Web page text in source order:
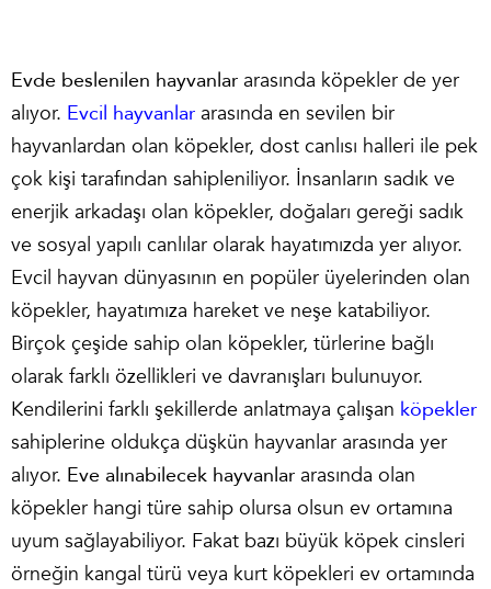
Evde beslenilen hayvanlar arasında köpekler de yer
alıyor. Evcil hayvanlar arasında en sevilen bir
hayvanlardan olan köpekler, dost canlısı halleri ile pek
çok kişi tarafından sahipleniliyor. İnsanların sadık ve
enerjik arkadaşı olan köpekler, doğaları gereği sadık
ve sosyal yapılı canlılar olarak hayatımızda yer alıyor.
Evcil hayvan dünyasının en popüler üyelerinden olan
köpekler, hayatımıza hareket ve neşe katabiliyor.
Birçok çeşide sahip olan köpekler, türlerine bağlı
olarak farklı özellikleri ve davranışları bulunuyor.
Kendilerini farklı şekillerde anlatmaya çalışan köpekler
sahiplerine oldukça düşkün hayvanlar arasında yer
alıyor. Eve alınabilecek hayvanlar arasında olan
köpekler hangi türe sahip olursa olsun ev ortamına
uyum sağlayabiliyor. Fakat bazı büyük köpek cinsleri
örneğin kangal türü veya kurt köpekleri ev ortamında